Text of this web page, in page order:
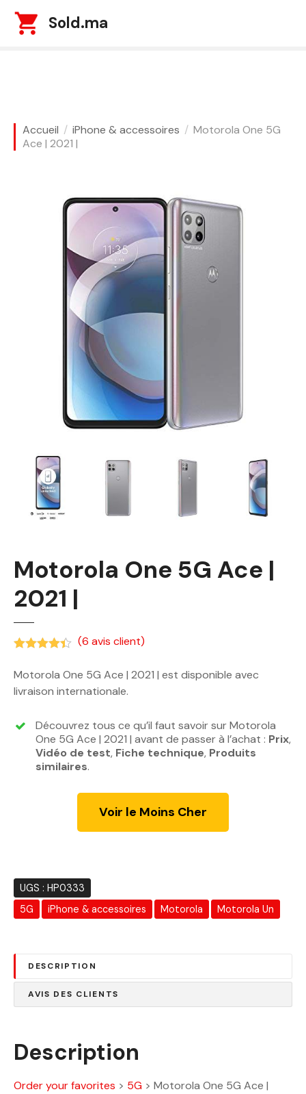
Sold.ma
Accueil iPhone & accessoires
Motorola One 5G
Ace | 2021 |
Motorola One 5G Ace |
2021 |
(6 avis client)
Motorola One 5G Ace | 2021 | est disponible avec
livraison internationale.
Découvrez tous ce qu’il faut savoir sur Motorola
One 5G Ace | 2021 | avant de passer à l’achat : Prix,
Vidéo de test, Fiche technique, Produits
similaires.
Voir le Moins Cher
UGS : HP0333
5G
iPhone & accessoires Motorola Motorola Un
DESCRIPTION
AVIS DES CLIENTS
Description
Order your favorites > 5G > Motorola One 5G Ace |